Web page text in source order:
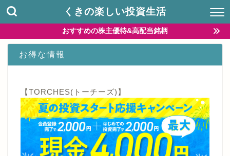
くきの楽しい投資生活
おすすめの株主優待&高配当銘柄
お得な情報
【TORCHES(トーチーズ)】